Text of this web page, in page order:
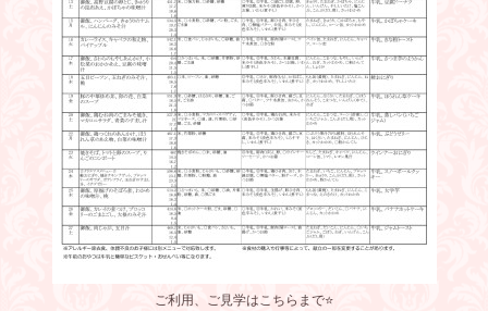
ご利用、ご見学はこちらまで⭐️